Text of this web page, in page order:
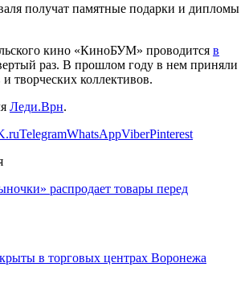
получат памятные подарки и дипломы
кино «КиноБУМ» проводится в
раз. В прошлом году в нем приняли
и творческих коллективов.
Леди.Врн.
TelegramWhatsAppViberPinterest
распродает товары перед
в торговых центрах Воронежа